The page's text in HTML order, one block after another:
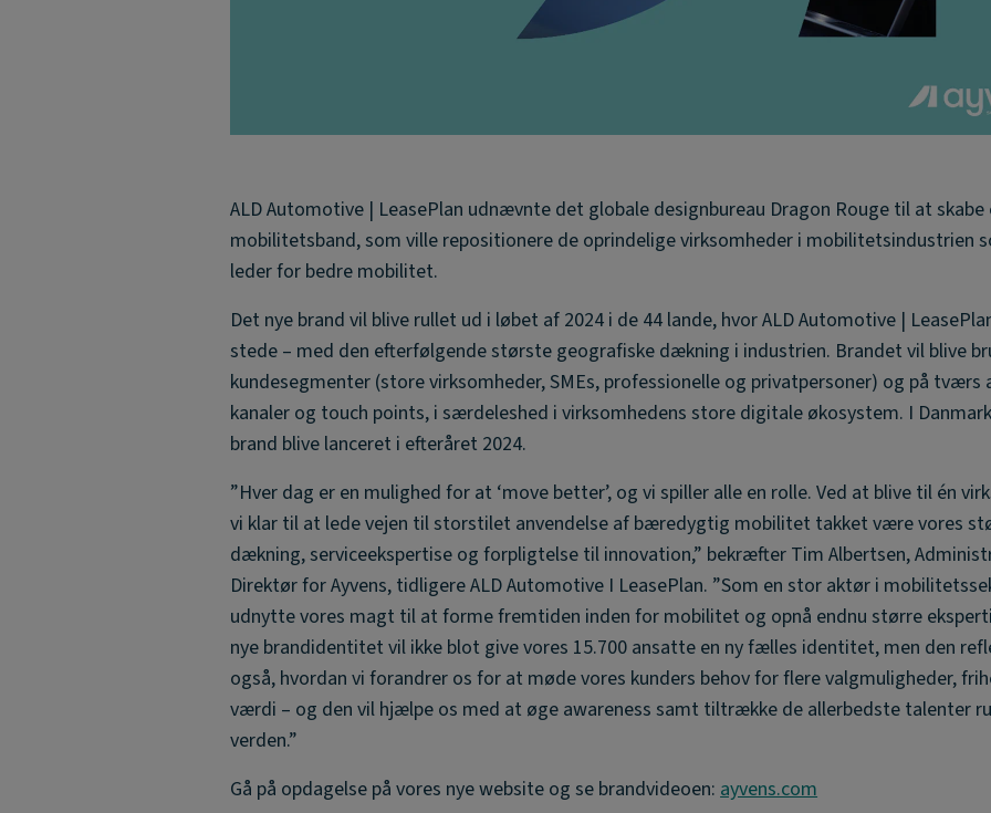
ALD Automotive | LeasePlan udnævnte det globale designbureau Dragon Rouge til at skabe
mobilitetsband, som ville repositionere de oprindelige virksomheder i mobilitetsindustrien
leder for bedre mobilitet.
Det nye brand vil blive rullet ud i løbet af 2024 i de 44 lande, hvor ALD Automotive |
stede – med den efterfølgende største geografiske dækning i industrien. Brandet vil blive
kundesegmenter (store virksomheder, SMEs, professionelle og privatpersoner) og på tværs
kanaler og touch points, i særdeleshed i virksomhedens store digitale økosystem. I
brand blive lanceret i efteråret 2024.
”Hver dag er en mulighed for at ‘move better’, og vi spiller alle en rolle. Ved at blive til én
vi klar til at lede vejen til storstilet anvendelse af bæredygtig mobilitet takket være vores
dækning, serviceekspertise og forpligtelse til innovation,” bekræfter Tim Albertsen,
Direktør for Ayvens, tidligere ALD Automotive I LeasePlan. ”Som en stor aktør i
udnytte vores magt til at forme fremtiden inden for mobilitet og opnå endnu større
nye brandidentitet vil ikke blot give vores 15.700 ansatte en ny fælles identitet, men den
også, hvordan vi forandrer os for at møde vores kunders behov for flere valgmuligheder,
værdi – og den vil hjælpe os med at øge awareness samt tiltrække de allerbedste talenter
verden.”
Gå på opdagelse på vores nye website og se brandvideoen: ayvens.com